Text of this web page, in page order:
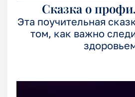
Сказка о
Эта поучительная
том, как важно